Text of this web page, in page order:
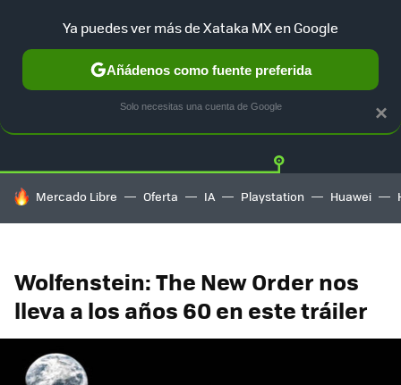
Twitter
HOY SE HABLA DE
Mercado Libre Oferta IA Playstation Huawei
Wolfenstein: The New Order nos
lleva a los años 60 en este tráiler
×
Ya puedes ver más de Xataka MX en Google
Añádenos como fuente preferida
Solo necesitas una cuenta de Google